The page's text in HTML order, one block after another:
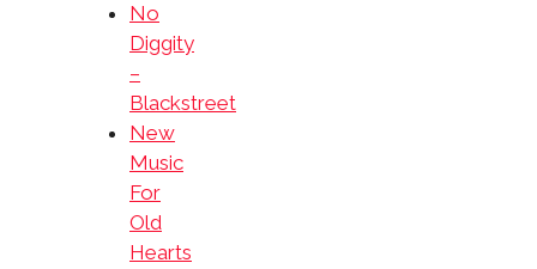
No
Diggity
–
Blackstreet
New
Music
For
Old
Hearts